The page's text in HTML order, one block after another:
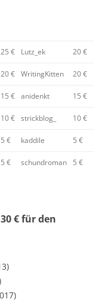
25 € Lutz_ek 20 €
20 € WritingKitten 20 €
15 € anidenkt 15 €
10 € strickblog_ 10 €
5 € kaddile 5 €
5 € schundroman 5 €
€ für den